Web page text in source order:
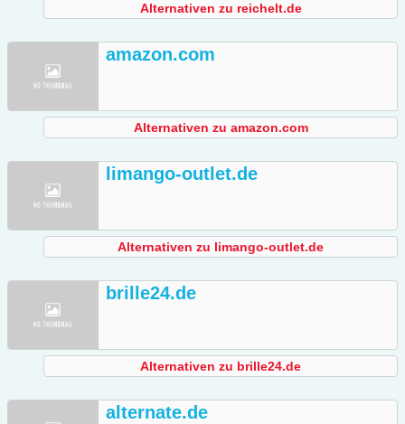
Alternativen zu reichelt.de
amazon.com
Alternativen zu amazon.com
limango-outlet.de
Alternativen zu limango-outlet.de
brille24.de
Alternativen zu brille24.de
alternate.de